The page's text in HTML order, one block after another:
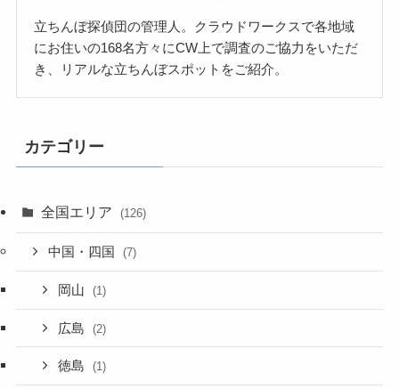
立ちんぼ探偵団の管理人。クラウドワークスで各地域
にお住いの168名方々にCW上で調査のご協力をいただ
き、リアルな立ちんぼスポットをご紹介。
カテゴリー
全国エリア (126)
中国・四国 (7)
岡山 (1)
広島 (2)
徳島 (1)